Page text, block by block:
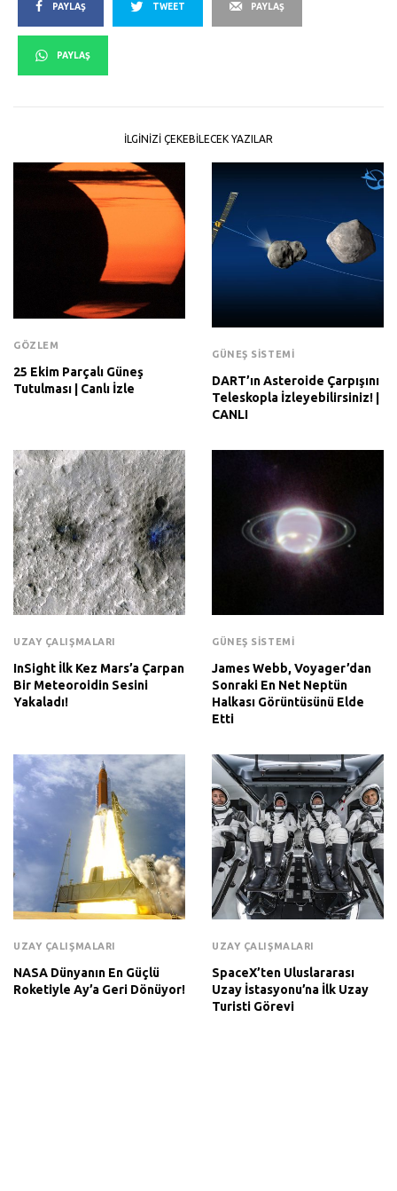
PAYLAŞ TWEET PAYLAŞ
PAYLAŞ
İLGINIZI ÇEKEBILECEK YAZILAR
GÖZLEM
25 Ekim Parçalı Güneş
Tutulması | Canlı İzle
GÜNEŞ SISTEMI
DART’ın Asteroide Çarpışını
Teleskopla İzleyebilirsiniz! |
CANLI
UZAY ÇALIŞMALARI
InSight İlk Kez Mars’a Çarpan
Bir Meteoroidin Sesini
Yakaladı!
GÜNEŞ SISTEMI
James Webb, Voyager’dan
Sonraki En Net Neptün
Halkası Görüntüsünü Elde
Etti
UZAY ÇALIŞMALARI
NASA Dünyanın En Güçlü
Roketiyle Ay’a Geri Dönüyor!
UZAY ÇALIŞMALARI
SpaceX’ten Uluslararası
Uzay İstasyonu’na İlk Uzay
Turisti Görevi